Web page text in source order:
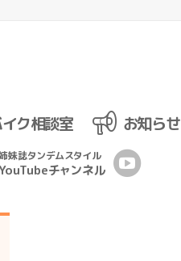
ク相談室
お知らせ
妹誌タンデムスタイル
チャンネル